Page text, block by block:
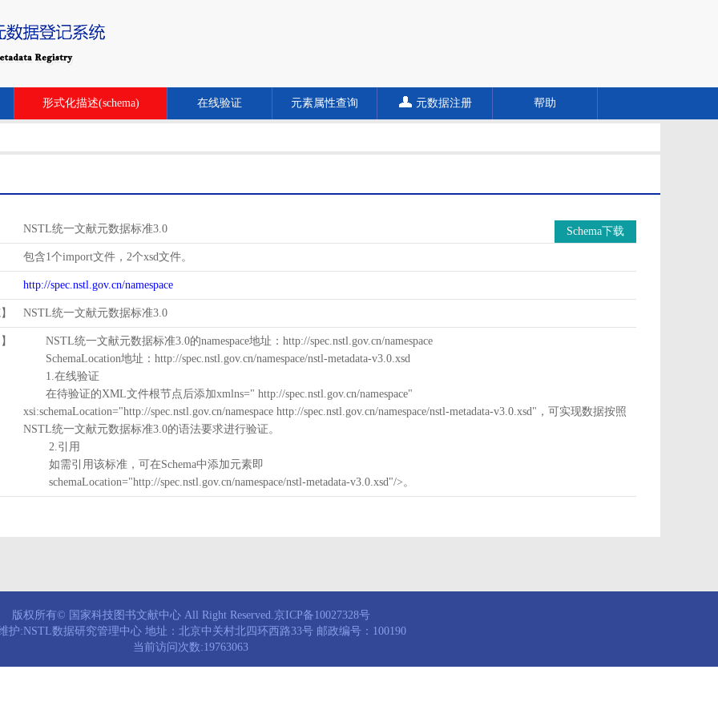
形式化描述(schema) 在线验证 元素属性查询 元数据注册 帮助
NSTL统一文献元数据标准3.0 Schema下载
包含1个import文件，2个xsd文件。
http://spec.nstl.gov.cn/namespace
NSTL统一文献元数据标准3.0
NSTL统一文献元数据标准3.0的namespace地址：http://spec.nstl.gov.cn/namespace
SchemaLocation地址：http://spec.nstl.gov.cn/namespace/nstl-metadata-v3.0.xsd
1.在线验证
在待验证的XML文件根节点后添加xmlns=" http://spec.nstl.gov.cn/namespace"
xsi:schemaLocation="http://spec.nstl.gov.cn/namespace http://spec.nstl.gov.cn/namespace/nstl-metadata-v3.0.xsd"，可实现数据按照
NSTL统一文献元数据标准3.0的语法要求进行验证。
2.引用
如需引用该标准，可在Schema中添加元素即
schemaLocation="http://spec.nstl.gov.cn/namespace/nstl-metadata-v3.0.xsd"/>。
版权所有© 国家科技图书文献中心 All Right Reserved.京ICP备10027328号
护:NSTL数据研究管理中心 地址：北京中关村北四环西路33号 邮政编号：100190
当前访问次数:19763063